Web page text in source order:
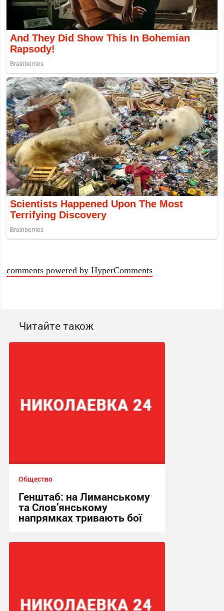
comments powered by HyperComments
Читайте також
Общество
Генштаб: на Лиманському
та Слов’янському
напрямках тривають бої